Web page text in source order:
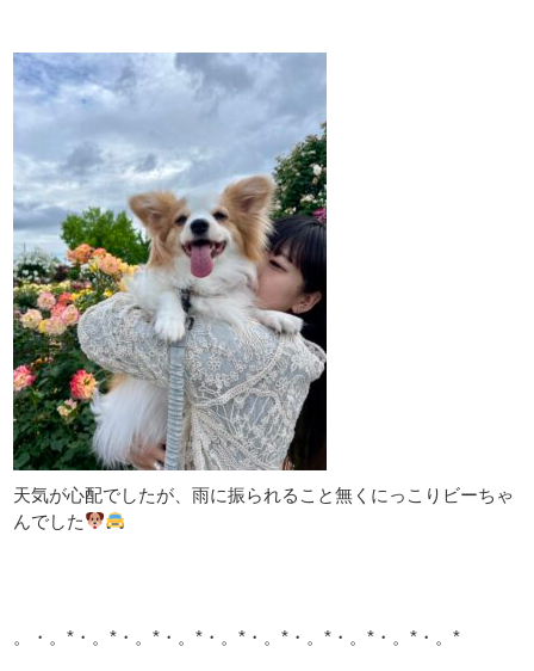
天気が心配でしたが、雨に振られること無くにっこりビーちゃ
んでした
。・。*・。*・。*・。*・。*・。*・。*・。*・。*・。*